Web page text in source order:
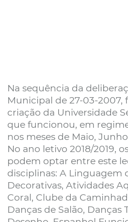
Na sequência da
Municipal de 27-03-2007,
criação da Universidade
que funcionou, em
nos meses de Maio,
No ano letivo 2018/2019,
podem optar entre este
disciplinas: A Linguagem
Decorativas, Atividades
Coral, Clube da
Danças de Salão, Danças